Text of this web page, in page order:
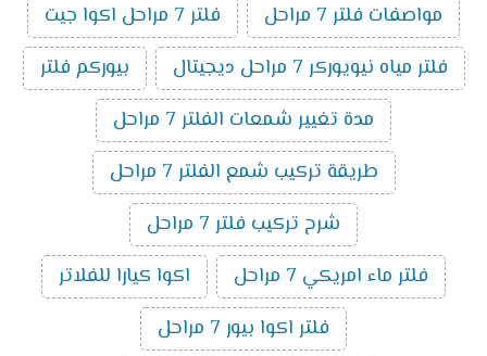
مواصفات فلتر 7 مراحل
فلتر 7 مراحل اكوا جيت
فلتر مياه نيويوركر 7 مراحل ديجيتال
بيوركم فلتر
مدة تغيير شمعات الفلتر 7 مراحل
طريقة تركيب شمع الفلتر 7 مراحل
شرح تركيب فلتر 7 مراحل
فلتر ماء امريكي 7 مراحل
اكوا كيارا للفلاتر
فلتر اكوا بيور 7 مراحل